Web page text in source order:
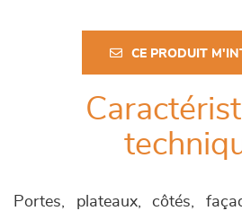
CE PRODUIT
Portes, plateaux, côtés,